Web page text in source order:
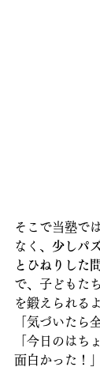
そこで当塾で
なく、 少しパ
とひねりした
で、子どもた
を鍛えられる
「気づいたら
「今日のはち
面白かった！」